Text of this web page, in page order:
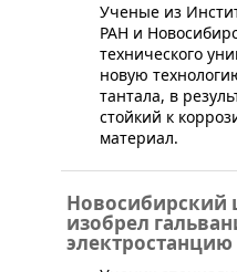
Ученые из
РАН и
технического
новую
тантала, в
стойкий к
материал.
Новосибирский
изобрел
электростанцию